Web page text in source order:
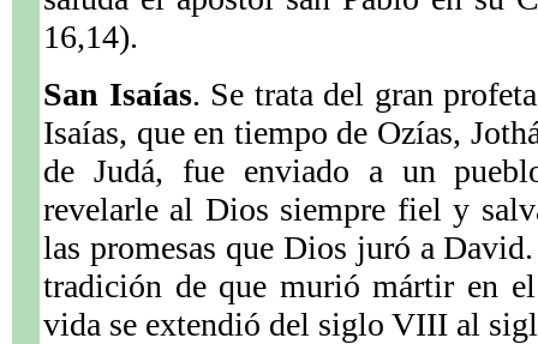
16,14).
San Isaías. Se trata del gran
Isaías, que en tiempo de Ozías,
de Judá, fue enviado a un
revelarle al Dios siempre fiel y
las promesas que Dios juró a
tradición de que murió mártir en
vida se extendió del siglo VIII al